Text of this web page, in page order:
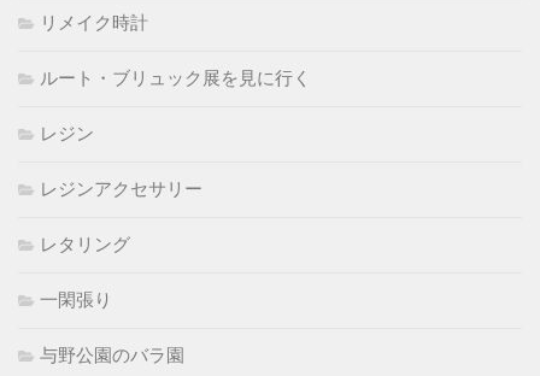
リメイク時計
ルート・ブリュック展を見に行く
レジン
レジンアクセサリー
レタリング
一閑張り
与野公園のバラ園